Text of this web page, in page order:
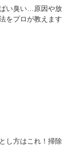
い臭い…原因や放
をプロが教えます
し方はこれ！掃除